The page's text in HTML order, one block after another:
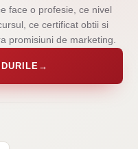
face o profesie, ce nivel
ce certificat obtii si
promisiuni de marketing.
→